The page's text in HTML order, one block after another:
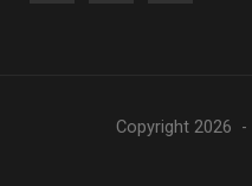
Copyright 2026 -